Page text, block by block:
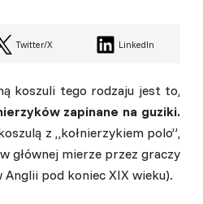
Twitter/X LinkedIn
koszuli tego rodzaju jest to,
zapinane na guziki.
z „kołnierzykiem polo”,
głównej mierze przez graczy
pod koniec XIX wieku).